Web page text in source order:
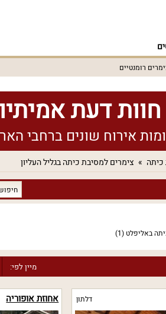
רומנטיים
כיתה צימרים למסיבת כיתה בגליל העליון
חיפוש
צימר
יישוב
באליפלט (1)
מיין לפי:
דלתון אחוזת אופוריה